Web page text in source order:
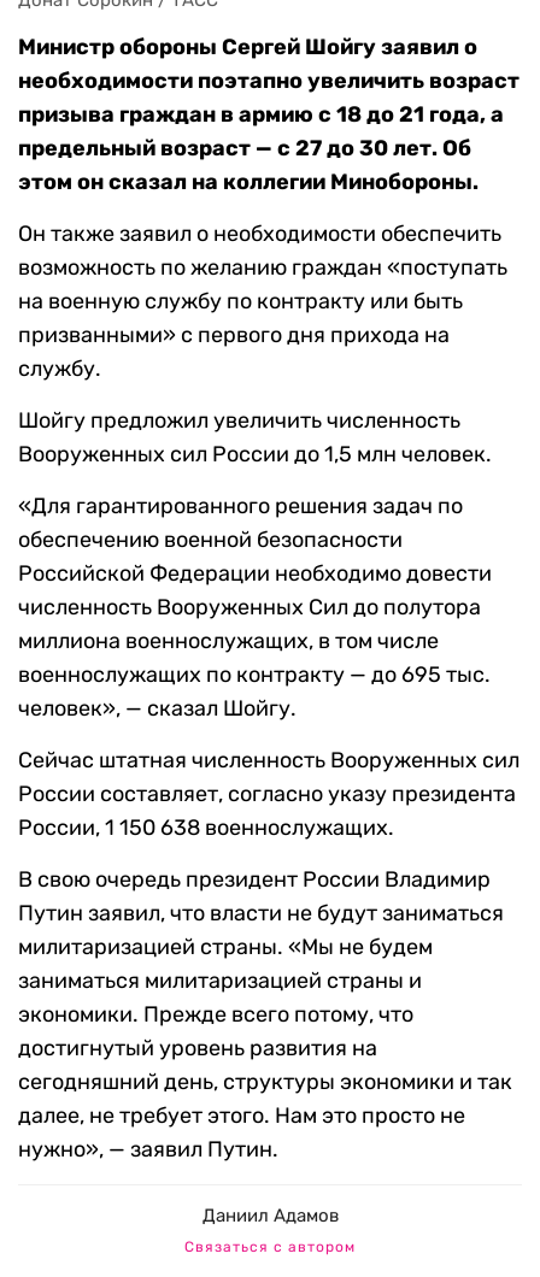
Министр обороны Сергей Шойгу заявил о
необходимости поэтапно увеличить возраст
призыва граждан в армию с 18 до 21 года, а
предельный возраст — с 27 до 30 лет. Об
этом он сказал на коллегии Минобороны.
Он также заявил о необходимости обеспечить
возможность по желанию граждан «поступать
на военную службу по контракту или быть
призванными» с первого дня прихода на
службу.
Шойгу предложил увеличить численность
Вооруженных сил России до 1,5 млн человек.
«Для гарантированного решения задач по
обеспечению военной безопасности
Российской Федерации необходимо довести
численность Вооруженных Сил до полутора
миллиона военнослужащих, в том числе
военнослужащих по контракту — до 695 тыс.
человек», — сказал Шойгу.
Сейчас штатная численность Вооруженных сил
России составляет, согласно указу президента
России, 1 150 638 военнослужащих.
В свою очередь президент России Владимир
Путин заявил, что власти не будут заниматься
милитаризацией страны. «Мы не будем
заниматься милитаризацией страны и
экономики. Прежде всего потому, что
достигнутый уровень развития на
сегодняшний день, структуры экономики и так
далее, не требует этого. Нам это просто не
нужно», — заявил Путин.
Даниил Адамов
Связаться с автором